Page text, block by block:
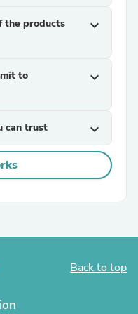
the products
expand_more
to
expand_more
can trust expand_more
Back to top